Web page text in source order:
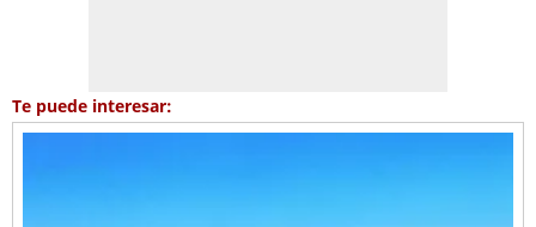
Te puede interesar: